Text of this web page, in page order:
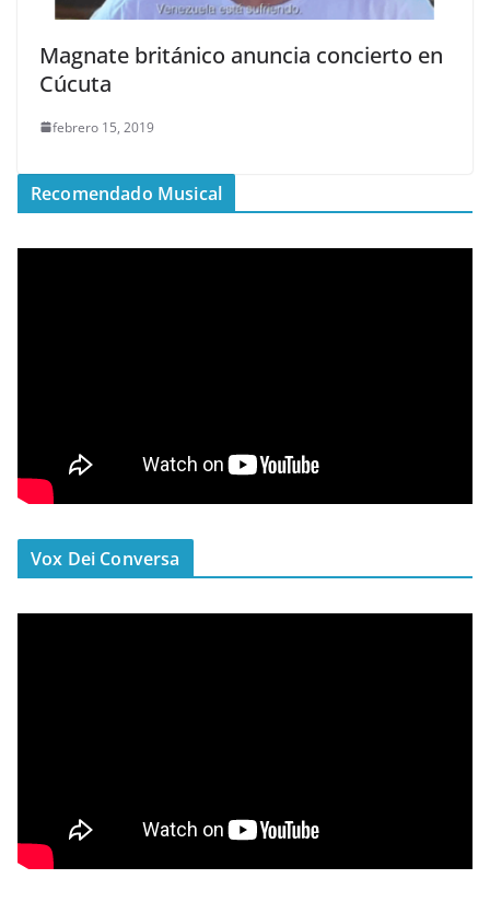
Magnate británico anuncia concierto en
Cúcuta
febrero 15, 2019
Recomendado Musical
Vox Dei Conversa